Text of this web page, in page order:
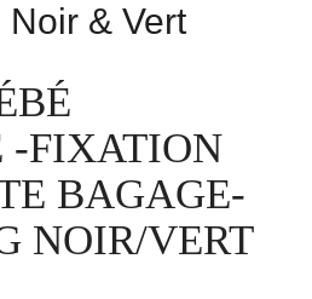
& Vert
-FIXATION
BAGAGE-
NOIR/VERT